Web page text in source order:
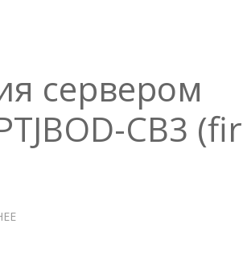
сервером
CB3